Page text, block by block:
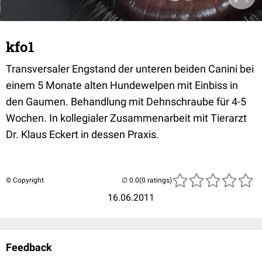
kfo1
Transversaler Engstand der unteren beiden Canini bei
einem 5 Monate alten Hundewelpen mit Einbiss in
den Gaumen. Behandlung mit Dehnschraube für 4-5
Wochen. In kollegialer Zusammenarbeit mit Tierarzt
Dr. Klaus Eckert in dessen Praxis.
© Copyright
16.06.2011
(0 ratings)
Feedback